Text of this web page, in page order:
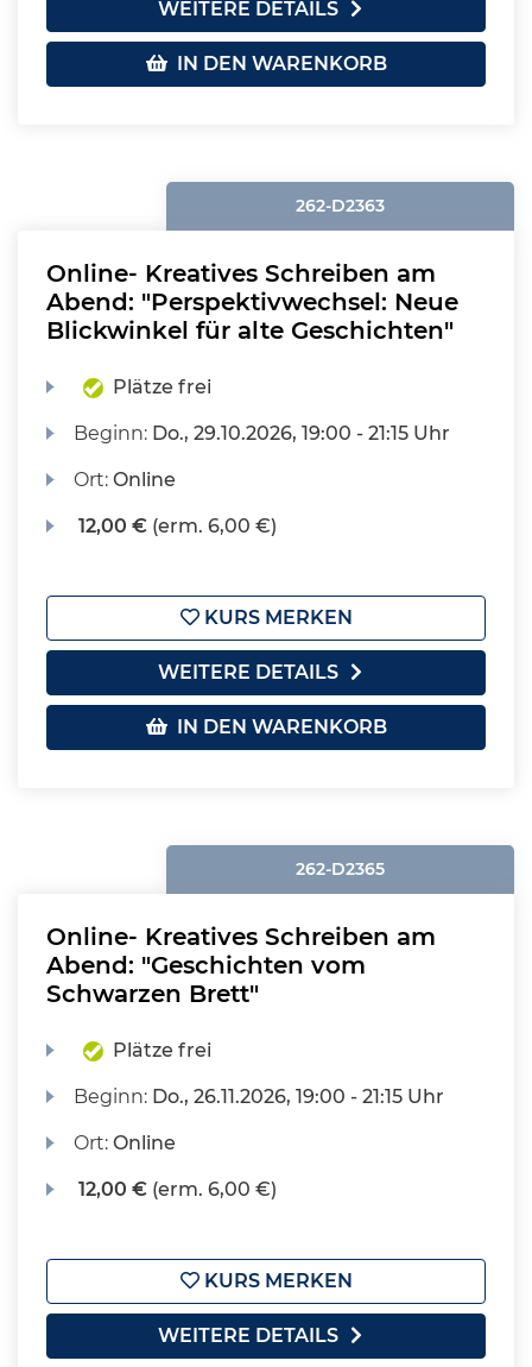
WEITERE DETAILS
IN DEN WARENKORB
262-D2363
Online- Kreatives Schreiben am
Abend: "Perspektivwechsel: Neue
Blickwinkel für alte Geschichten"
Plätze frei
Beginn: Do., 29.10.2026, 19:00 - 21:15 Uhr
Ort:Online
12,00 € (erm. 6,00 €)
KURS MERKEN
WEITERE DETAILS
IN DEN WARENKORB
262-D2365
Online- Kreatives Schreiben am
Abend: "Geschichten vom
Schwarzen Brett"
Plätze frei
Beginn: Do., 26.11.2026, 19:00 - 21:15 Uhr
Ort:Online
12,00 € (erm. 6,00 €)
KURS MERKEN
WEITERE DETAILS